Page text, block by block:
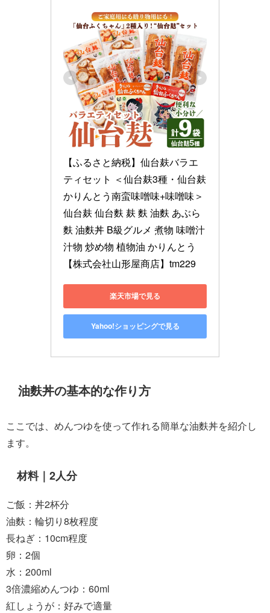
【ふるさと納税】仙台麸バラエ
ティセット ＜仙台麸3種・仙台麸
かりんとう南蛮味噌味+味噌味＞
仙台麸 仙台麩 麸 麩 油麩 あぶら
麩 油麩丼 B級グルメ 煮物 味噌汁
汁物 炒め物 植物油 かりんとう
【株式会社山形屋商店】tm229
楽天市場で見る
Yahoo!ショッピングで見る
油麩丼の基本的な作り方
ここでは、めんつゆを使って作れる簡単な油麩丼を紹介し
ます。
材料｜2人分
ご飯：丼2杯分
油麩：輪切り8枚程度
長ねぎ：10cm程度
卵：2個
水：200ml
3倍濃縮めんつゆ：60ml
紅しょうが：好みで適量